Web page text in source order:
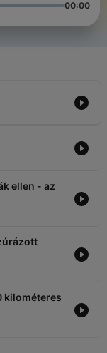
00:00
ellen - az
kilométeres